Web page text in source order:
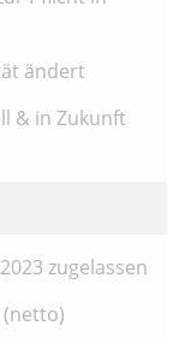
ändert
& in Zukunft
zugelassen